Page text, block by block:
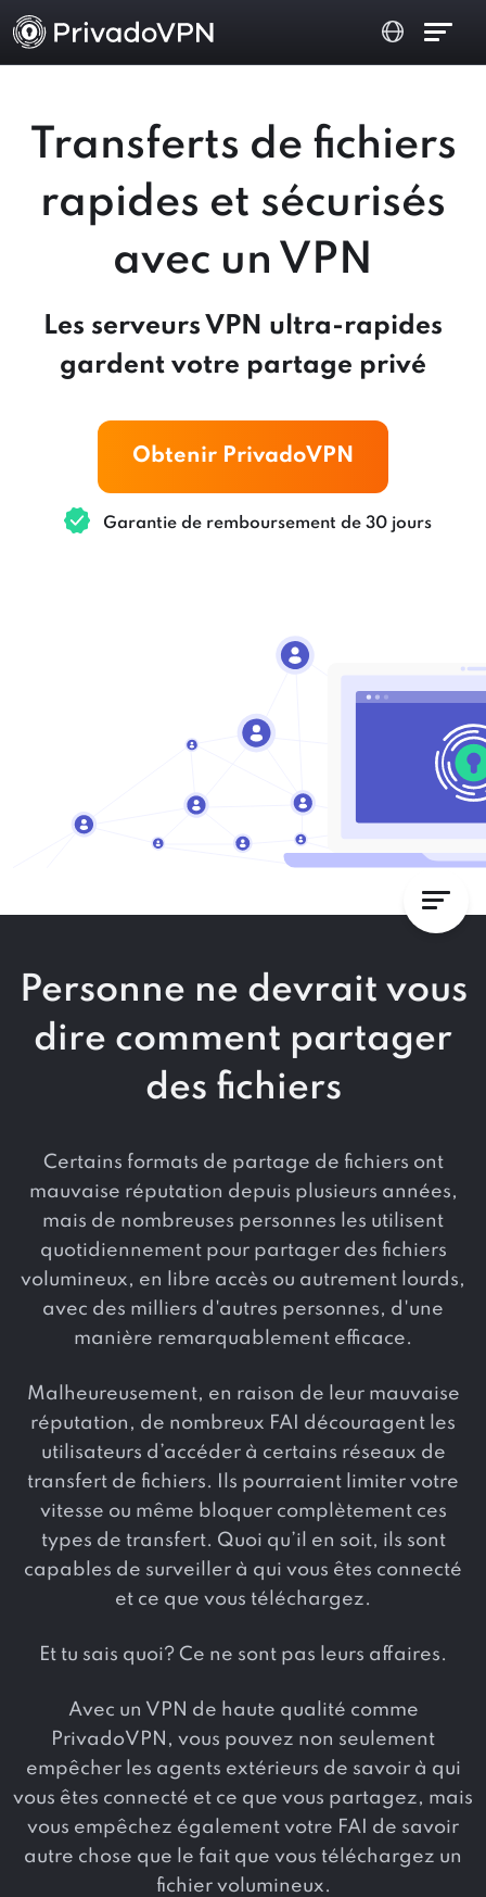
Transferts de fichiers
rapides et sécurisés
avec un VPN
Les serveurs VPN ultra-rapides
gardent votre partage privé
Obtenir PrivadoVPN
Garantie de remboursement de 30 jours
Personne ne devrait vous
dire comment partager
des fichiers
Certains formats de partage de fichiers ont
mauvaise réputation depuis plusieurs années,
mais de nombreuses personnes les utilisent
quotidiennement pour partager des fichiers
volumineux, en libre accès ou autrement lourds,
avec des milliers d'autres personnes, d'une
manière remarquablement efficace.
Malheureusement, en raison de leur mauvaise
réputation, de nombreux FAI découragent les
utilisateurs d’accéder à certains réseaux de
transfert de fichiers. Ils pourraient limiter votre
vitesse ou même bloquer complètement ces
types de transfert. Quoi qu’il en soit, ils sont
capables de surveiller à qui vous êtes connecté
et ce que vous téléchargez.
Et tu sais quoi? Ce ne sont pas leurs affaires.
Avec un VPN de haute qualité comme
PrivadoVPN, vous pouvez non seulement
empêcher les agents extérieurs de savoir à qui
vous êtes connecté et ce que vous partagez, mais
vous empêchez également votre FAI de savoir
autre chose que le fait que vous téléchargez un
fichier volumineux.